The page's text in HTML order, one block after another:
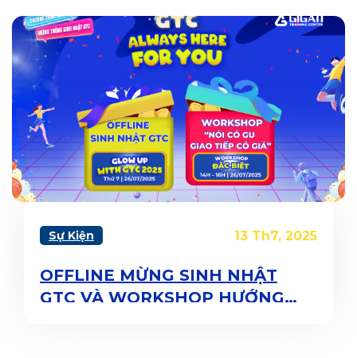
Sự Kiện 13 Th7, 2025
OFFLINE MỪNG SINH NHẬT
GTC VÀ WORKSHOP HƯỚNG